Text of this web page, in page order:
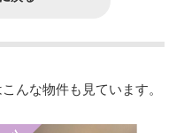
んな物件も見ています。